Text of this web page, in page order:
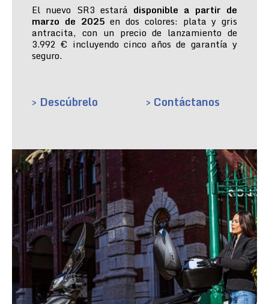
El nuevo SR3 estará disponible a partir de
marzo de 2025 en dos colores: plata y gris
antracita, con un precio de lanzamiento de
3.992 € incluyendo cinco años de garantía y
seguro.
> Descúbrelo > Contáctanos